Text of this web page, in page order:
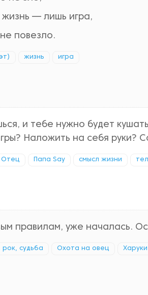
— лишь игра,
повезло.
жизнь игра
и тебе нужно будет
Наложить на себя руки?
Отец Папа Say смысл жизни
правилам, уже началась.
судьба Охота на овец